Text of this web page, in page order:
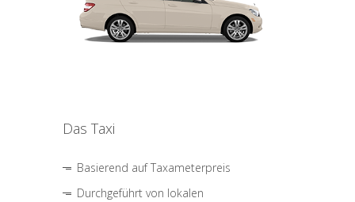
Das Taxi
Basierend auf Taxameterpreis
Durchgeführt von lokalen